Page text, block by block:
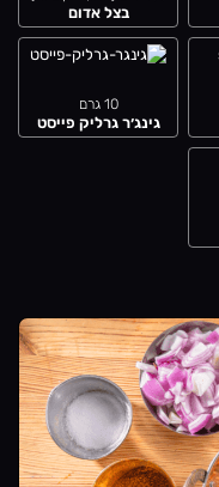
בצל אדום
10 גרם
גינג׳ר גרליק פייסט